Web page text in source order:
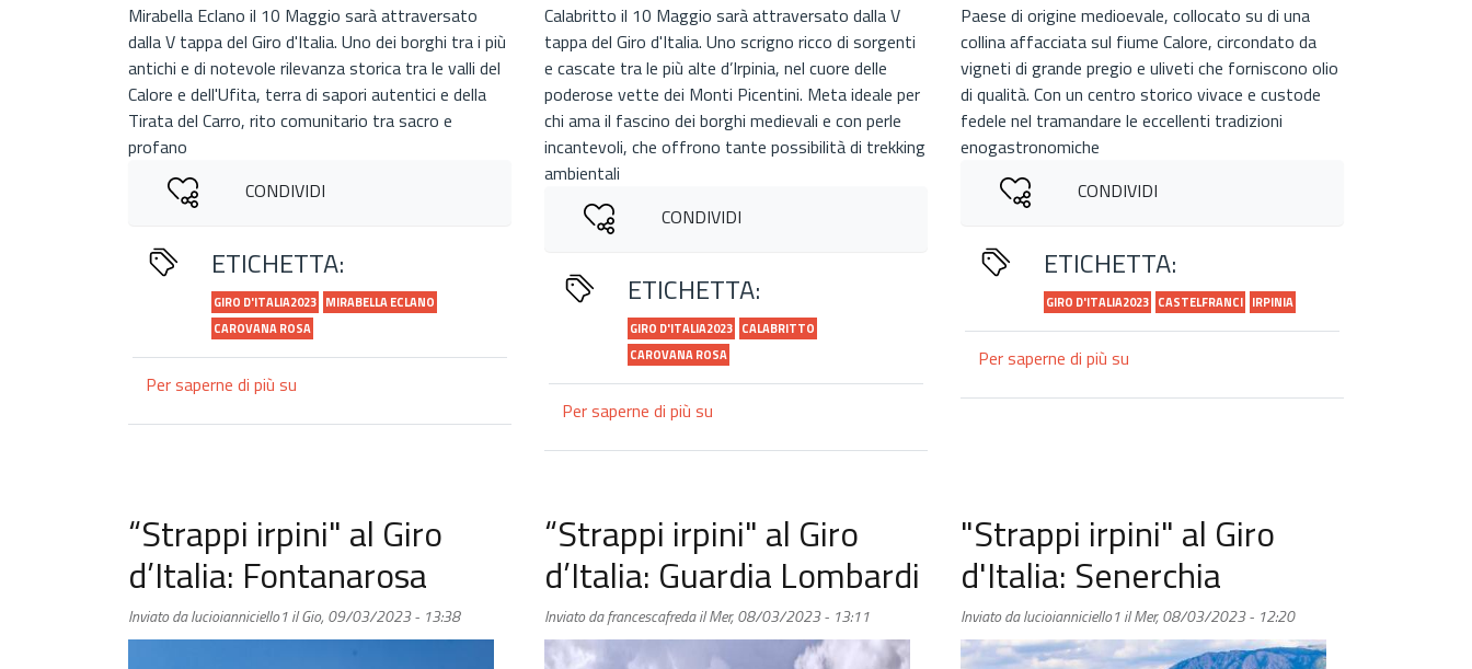
Mirabella Eclano il 10 Maggio sarà attraversato
dalla V tappa del Giro d'Italia. Uno dei borghi tra i più
antichi e di notevole rilevanza storica tra le valli del
Calore e dell'Ufita, terra di sapori autentici e della
Tirata del Carro, rito comunitario tra sacro e
profano
CONDIVIDI
ETICHETTA:
GIRO D'ITALIA2023 MIRABELLA ECLANO
CAROVANA ROSA
Per saperne di più su
Mirabella
Eclano
Calabritto il 10 Maggio sarà attraversato dalla V
tappa del Giro d'Italia. Uno scrigno ricco di sorgenti
e cascate tra le più alte d’Irpinia, nel cuore delle
poderose vette dei Monti Picentini. Meta ideale per
chi ama il fascino dei borghi medievali e con perle
incantevoli, che offrono tante possibilità di trekking
ambientali
CONDIVIDI
ETICHETTA:
GIRO D'ITALIA2023 CALABRITTO
CAROVANA ROSA
Per saperne di più su
d'Italia:
Calabritto
Paese di origine medioevale, collocato su di una
collina affacciata sul fiume Calore, circondato da
vigneti di grande pregio e uliveti che forniscono olio
di qualità. Con un centro storico vivace e custode
fedele nel tramandare le eccellenti tradizioni
enogastronomiche
CONDIVIDI
ETICHETTA:
GIRO D'ITALIA2023 CASTELFRANCI IRPINIA
Per saperne di più su
“Strappi irpini" al Giro
d’Italia: Fontanarosa
Inviato dalucioianniciello1ilGio, 09/03/2023 - 13:38
“Strappi irpini" al Giro
d’Italia: Guardia Lombardi
Inviato dafrancescafredailMer, 08/03/2023 - 13:11
"Strappi irpini" al Giro
d'Italia: Senerchia
Inviato dalucioianniciello1ilMer, 08/03/2023 - 12:20